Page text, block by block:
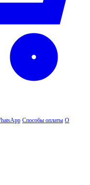
Способы оплаты О